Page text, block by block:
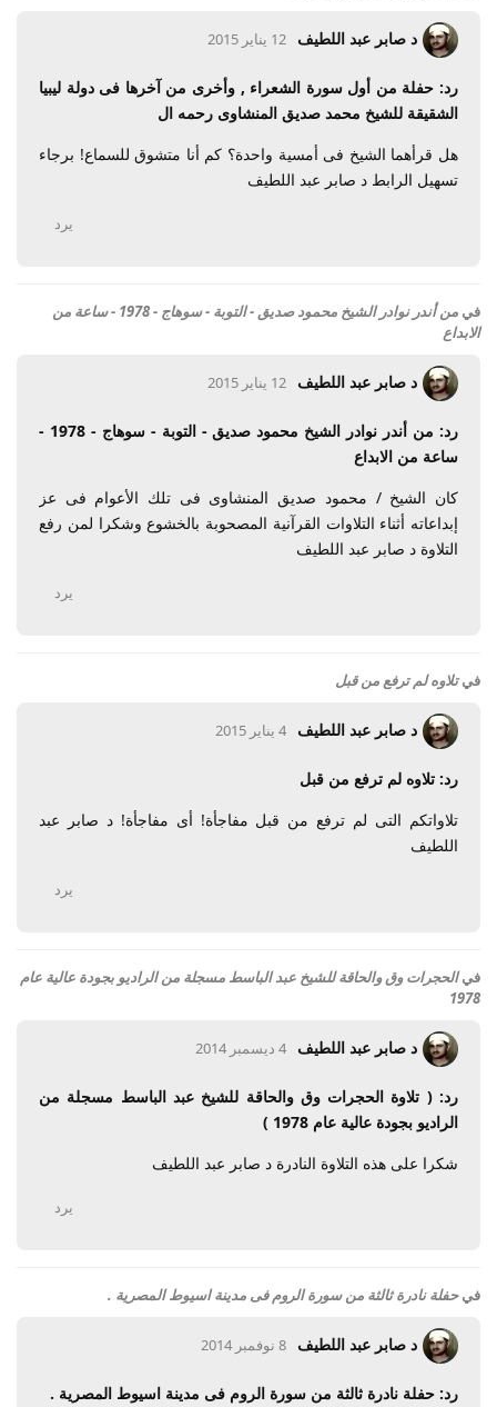
د صابر عبد اللطيف 12 يناير 2015
رد: حفلة من أول سورة الشعراء , وأخرى من آخرها فى دولة ليبيا
الشقيقة للشيخ محمد صديق المنشاوى رحمه ال
هل قرأهما الشيخ فى أمسية واحدة؟ كم أنا متشوق للسماع! برجاء
تسهيل الرابط د صابر عبد اللطيف
يرد
في
من أندر نوادر الشيخ محمود صديق - التوبة - سوهاج - 1978 - ساعة من
الابداع
د صابر عبد اللطيف 12 يناير 2015
رد: من أندر نوادر الشيخ محمود صديق - التوبة - سوهاج - 1978 -
ساعة من الابداع
كان الشيخ / محمود صديق المنشاوى فى تلك الأعوام فى عز
إبداعاته أثناء التلاوات القرآنية المصحوبة بالخشوع وشكرا لمن رفع
التلاوة د صابر عبد اللطيف
يرد
فيتلاوه لم ترفع من قبل
د صابر عبد اللطيف 4 يناير 2015
رد: تلاوه لم ترفع من قبل
تلاواتكم التى لم ترفع من قبل مفاجأة! أى مفاجأة! د صابر عبد
اللطيف
يرد
فيالحجرات وق والحاقة للشيخ عبد الباسط مسجلة من الراديو بجودة عالية عام
1978
د صابر عبد اللطيف 4 ديسمبر 2014
رد: ( تلاوة الحجرات وق والحاقة للشيخ عبد الباسط مسجلة من
الراديو بجودة عالية عام 1978 )
شكرا على هذه التلاوة النادرة د صابر عبد اللطيف
يرد
فيحفلة نادرة ثالثة من سورة الروم فى مدينة اسيوط المصرية .
د صابر عبد اللطيف 8 نوفمبر 2014
رد: حفلة نادرة ثالثة من سورة الروم فى مدينة اسيوط المصرية .